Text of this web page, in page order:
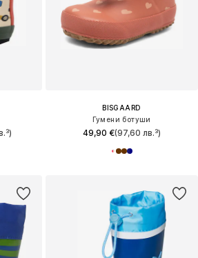
BISGAARD
Гумени ботуши
49,90 €(97,60 лв.³)